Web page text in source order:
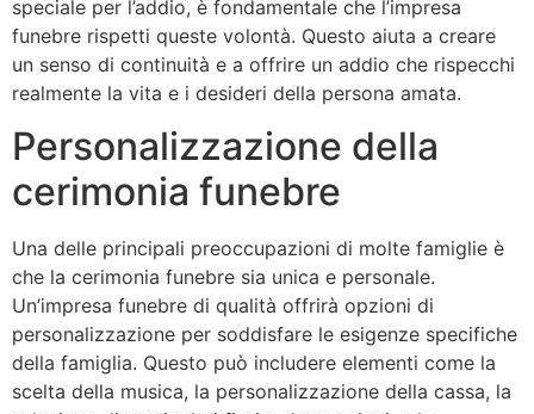
speciale per l’addio, è fondamentale che l’impresa
funebre rispetti queste volontà. Questo aiuta a creare
un senso di continuità e a offrire un addio che rispecchi
realmente la vita e i desideri della persona amata.
Personalizzazione della
cerimonia funebre
Una delle principali preoccupazioni di molte famiglie è
che la cerimonia funebre sia unica e personale.
Un’impresa funebre di qualità offrirà opzioni di
personalizzazione per soddisfare le esigenze specifiche
della famiglia. Questo può includere elementi come la
scelta della musica, la personalizzazione della cassa, la